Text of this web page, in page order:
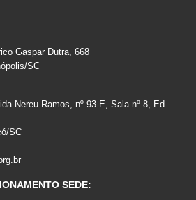
Gaspar Dutra, 668
SC
Nereu Ramos, nº 93-E, Sala nº 8, Ed.
SC
SEDE: